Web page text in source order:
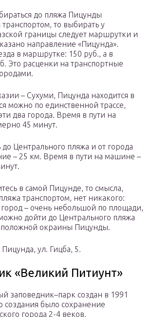
до пляжа Пицунды
то выбирать у
границы следует маршрутки и
направление «Пицунда».
в маршрутке: 150 руб., а в
Это расценки на транспортные
– Сухуми, Пицунда находится в
можно по единственной трассе,
два города. Время в пути на
45 минут.
Центрального пляжа и от города
– 25 км. Время в пути на машине –
в самой Пицунде, то смысла,
транспортом, нет никакого:
город – очень небольшой по площади,
дойти до Центрального пляжа
окраины Пицунды.
Пицунда, ул. Гицба, 5.
«Великий Питиунт»
заповедник–парк создан в 1991
создания было сохранение
города 2-4 веков.